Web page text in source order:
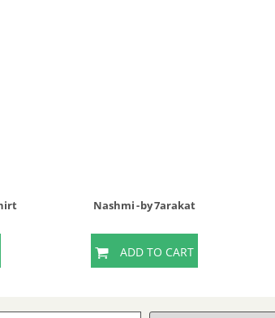
Nashmi - by 7arakat
ADD TO CART